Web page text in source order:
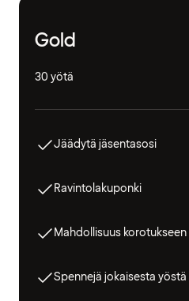
Gold
30 yötä
Jäädytä jäsentasosi
Ravintolakuponki
Mahdollisuus korotukseen
Spennejä jokaisesta yöstä